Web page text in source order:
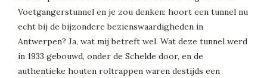
Voetgangerstunnel en je zou denken: hoort een tunnel nu
echt bij de bijzondere bezienswaardigheden in
Antwerpen? Ja, wat mij betreft wel. Wat deze tunnel werd
in 1933 gebouwd, onder de Schelde door, en de
authentieke houten roltrappen waren destijds een